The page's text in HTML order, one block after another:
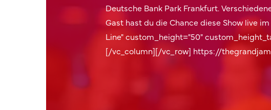
Deutsche Bank Park Frankfurt.
Gast hast du die Chance diese Show live
Line" custom_height="50"
[/vc_column][/vc_row] https://